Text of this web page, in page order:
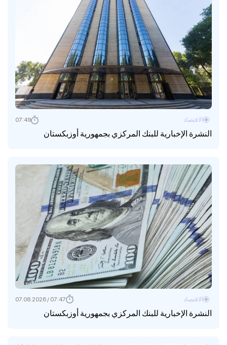
النشرة الإخبارية للبنك المركزي بجمهورية أوزبكستان
الاقتصاد 07:49
النشرة الإخبارية للبنك المركزي بجمهورية أوزبكستان
الاقتصاد 07:47 / 07.08.2026